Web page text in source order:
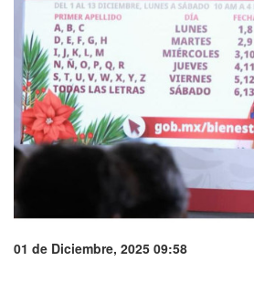
01 de Diciembre, 2025 09:58